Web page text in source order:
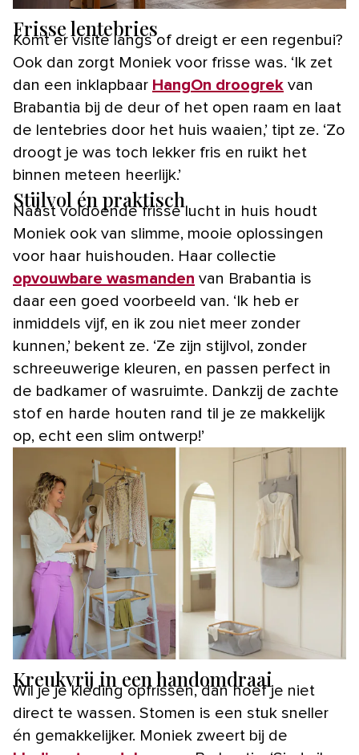
Frisse lentebries
Komt er visite langs of dreigt er een regenbui?
Ook dan zorgt Moniek voor frisse was. ‘Ik zet
dan een inklapbaar HangOn droogrek van
Brabantia bij de deur of het open raam en laat
de lentebries door het huis waaien,’ tipt ze. ‘Zo
droogt je was toch lekker fris en ruikt het
binnen meteen heerlijk.’
Stijlvol én praktisch
Naast voldoende frisse lucht in huis houdt
Moniek ook van slimme, mooie oplossingen
voor haar huishouden. Haar collectie
opvouwbare wasmanden van Brabantia is
daar een goed voorbeeld van. ‘Ik heb er
inmiddels vijf, en ik zou niet meer zonder
kunnen,’ bekent ze. ‘Ze zijn stijlvol, zonder
schreeuwerige kleuren, en passen perfect in
de badkamer of wasruimte. Dankzij de zachte
stof en harde houten rand til je ze makkelijk
op, echt een slim ontwerp!’
Kreukvrij in een handomdraai
Wil je je kleding opfrissen, dan hoef je niet
direct te wassen. Stomen is een stuk sneller
én gemakkelijker. Moniek zweert bij de